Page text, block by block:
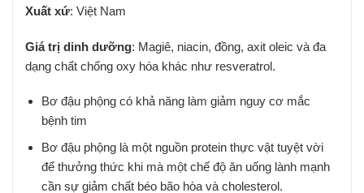
Xuất xứ: Việt Nam
Giá trị dinh dưỡng: Magiê, niacin, đồng, axit oleic và đa
dạng chất chống oxy hóa khác như resveratrol.
Bơ đậu phộng có khả năng làm giảm nguy cơ mắc
bệnh tim
Bơ đậu phộng là một nguồn protein thực vật tuyệt vời
để thưởng thức khi mà một chế độ ăn uống lành mạnh
cần sự giảm chất béo bão hòa và cholesterol.